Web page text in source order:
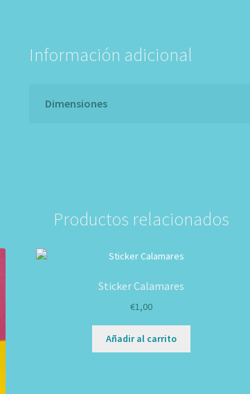
Información adicional
Dimensiones
Productos relacionados
Sticker Calamares
€1,00
Añadir al carrito